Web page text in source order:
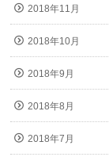
2018年11月
2018年10月
2018年9月
2018年8月
2018年7月